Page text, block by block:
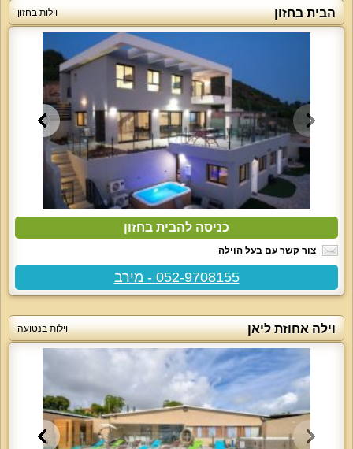
הבית בחזון וילות בחזון
כניסה להבית בחזון
צור קשר עם בעל הוילה
052-9708155 - מירב
וילה אחוזת ליאן וילות בנטועה